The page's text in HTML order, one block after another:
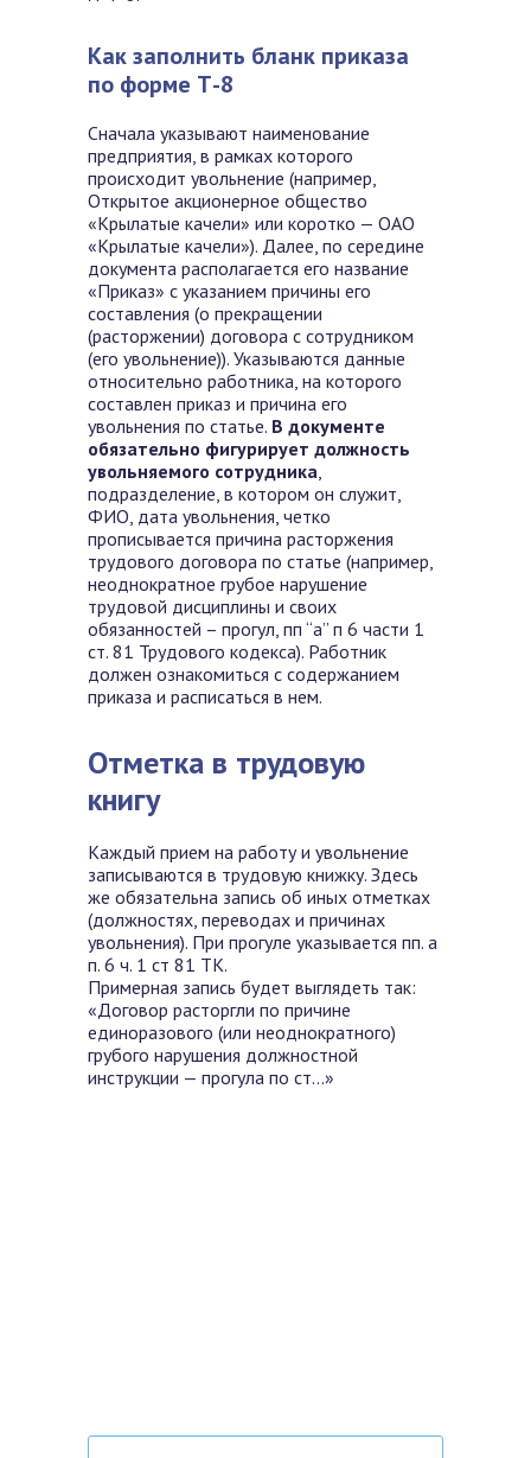
Как заполнить бланк приказа
по форме Т-8
Сначала указывают наименование
предприятия, в рамках которого
происходит увольнение (например,
Открытое акционерное общество
«Крылатые качели» или коротко — ОАО
«Крылатые качели»). Далее, по середине
документа располагается его название
«Приказ» с указанием причины его
составления (о прекращении
(расторжении) договора с сотрудником
(его увольнение)). Указываются данные
относительно работника, на которого
составлен приказ и причина его
увольнения по статье. В документе
обязательно фигурирует должность
увольняемого сотрудника,
подразделение, в котором он служит,
ФИО, дата увольнения, четко
прописывается причина расторжения
трудового договора по статье (например,
неоднократное грубое нарушение
трудовой дисциплины и своих
обязанностей – прогул, пп “а” п 6 части 1
ст. 81 Трудового кодекса). Работник
должен ознакомиться с содержанием
приказа и расписаться в нем.
Отметка в трудовую
книгу
Каждый прием на работу и увольнение
записываются в трудовую книжку. Здесь
же обязательна запись об иных отметках
(должностях, переводах и причинах
увольнения). При прогуле указывается пп. а
п. 6 ч. 1 ст 81 ТК.
Примерная запись будет выглядеть так:
«Договор расторгли по причине
единоразового (или неоднократного)
грубого нарушения должностной
инструкции — прогула по ст…»